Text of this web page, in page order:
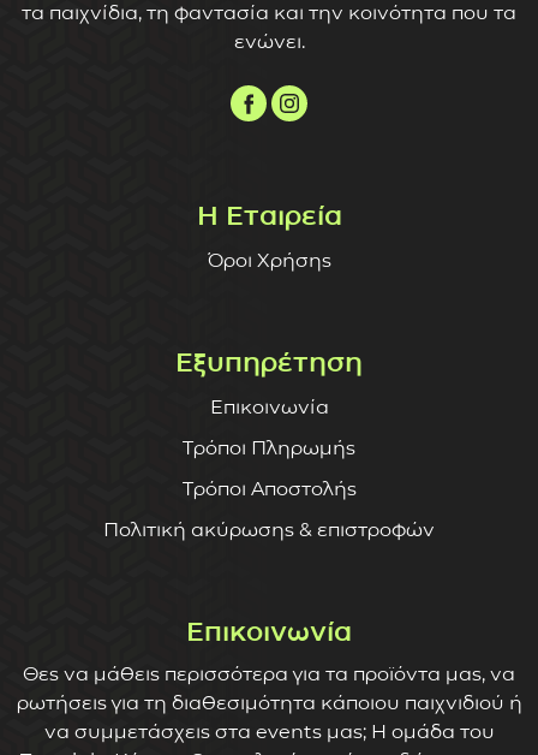
τα παιχνίδια, τη φαντασία και την κοινότητα που τα
ενώνει.
Η Εταιρεία
Όροι Χρήσης
Εξυπηρέτηση
Επικοινωνία
Τρόποι Πληρωμής
Τρόποι Αποστολής
Πολιτική ακύρωσης & επιστροφών
Επικοινωνία
Θες να μάθεις περισσότερα για τα προϊόντα μας, να
ρωτήσεις για τη διαθεσιμότητα κάποιου παιχνιδιού ή
να συμμετάσχεις στα events μας; Η ομάδα του